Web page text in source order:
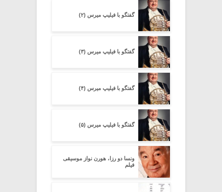
گفتگو با فیلیپ میرس (۲)
گفتگو با فیلیپ میرس (۳)
گفتگو با فیلیپ میرس (۴)
گفتگو با فیلیپ میرس (۵)
ونسا دو رزا، هورن نواز موسیقی
فیلم